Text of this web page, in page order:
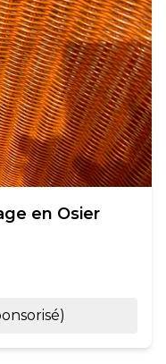
en Osier